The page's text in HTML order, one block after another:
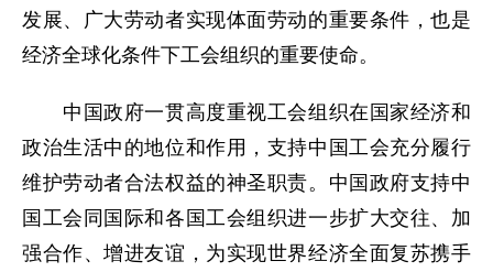
发展、广大劳动者实现体面劳动的重要条件，也是
经济全球化条件下工会组织的重要使命。
中国政府一贯高度重视工会组织在国家经济和
政治生活中的地位和作用，支持中国工会充分履行
维护劳动者合法权益的神圣职责。中国政府支持中
国工会同国际和各国工会组织进一步扩大交往、加
强合作、增进友谊，为实现世界经济全面复苏携手